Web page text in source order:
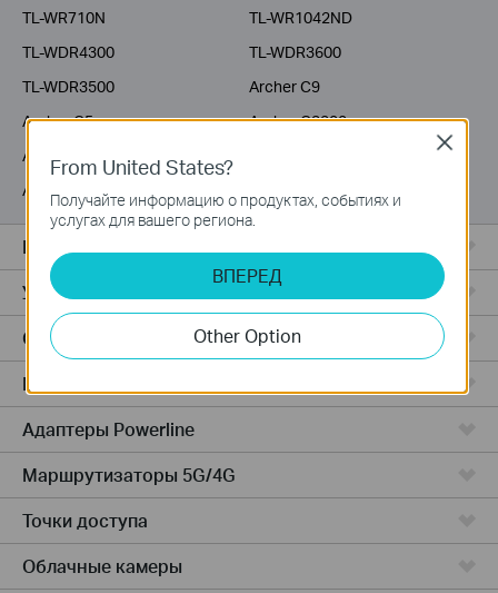
TL-WR710N
TL-WR1042ND
TL-WDR4300
TL-WDR3600
TL-WDR3500
Archer C9
Archer C5
Archer C3200
Archer C2600
Archer C2
Все комплекты Deco
Усилители Wi-Fi
Серия Fusion
Маршрутизаторы ADSL/VDSL
Адаптеры Powerline
Маршрутизаторы 5G/4G
Точки доступа
Облачные камеры
From United States?
Получайте информацию о продуктах, событиях и
услугах для вашего региона.
ВПЕРЕД
Other Option
Close